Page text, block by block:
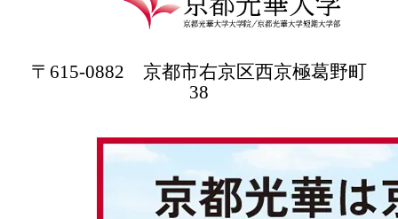
〒615-0882 京都市右京区西京極葛野町
38